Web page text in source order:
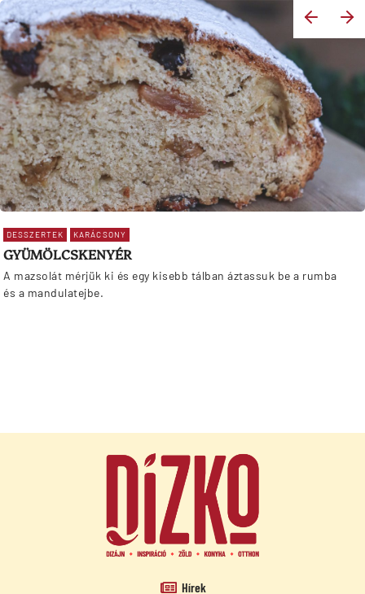
DESSZERTEK KARÁCSONY
GYÜMÖLCSKENYÉR
A mazsolát mérjük ki és egy kisebb tálban áztassuk be a rumba
és a mandulatejbe.
Hírek